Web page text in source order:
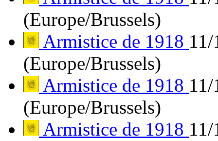
(Europe/Brussels)
Armistice de 1918
(Europe/Brussels)
Armistice de 1918
(Europe/Brussels)
Armistice de 1918